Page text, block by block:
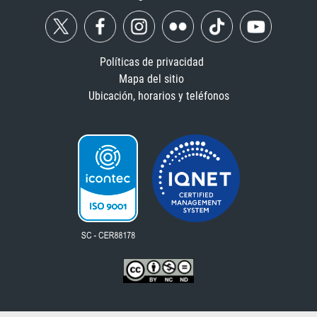
Políticas de privacidad
Mapa del sitio
Ubicación, horarios y teléfonos